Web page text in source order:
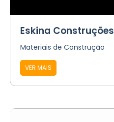
Eskina Construções
Materiais de Construção
VER MAIS